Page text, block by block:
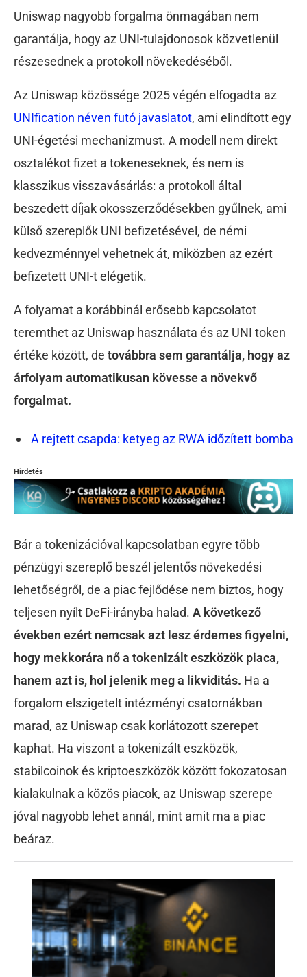
Uniswap nagyobb forgalma önmagában nem
garantálja, hogy az UNI-tulajdonosok közvetlenül
részesednek a protokoll növekedéséből.
Az Uniswap közössége 2025 végén elfogadta az
UNIfication néven futó javaslatot, ami elindított egy
UNI-égetési mechanizmust. A modell nem direkt
osztalékot fizet a tokeneseknek, és nem is
klasszikus visszavásárlás: a protokoll által
beszedett díjak okosszerződésekben gyűlnek, ami
külső szereplők UNI befizetésével, de némi
kedvezménnyel vehetnek át, miközben az ezért
befizetett UNI-t elégetik.
A folyamat a korábbinál erősebb kapcsolatot
teremthet az Uniswap használata és az UNI token
értéke között, de továbbra sem garantálja, hogy az
árfolyam automatikusan kövesse a növekvő
forgalmat.
A rejtett csapda: ketyeg az RWA időzített bomba
Hirdetés
Bár a tokenizációval kapcsolatban egyre több
pénzügyi szereplő beszél jelentős növekedési
lehetőségről, de a piac fejlődése nem biztos, hogy
teljesen nyílt DeFi-irányba halad. A következő
években ezért nemcsak azt lesz érdemes figyelni,
hogy mekkorára nő a tokenizált eszközök piaca,
hanem azt is, hol jelenik meg a likviditás. Ha a
forgalom elszigetelt intézményi csatornákban
marad, az Uniswap csak korlátozott szerepet
kaphat. Ha viszont a tokenizált eszközök,
stabilcoinok és kriptoeszközök között fokozatosan
kialakulnak a közös piacok, az Uniswap szerepe
jóval nagyobb lehet annál, mint amit ma a piac
beáraz.